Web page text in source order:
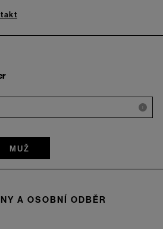
i
MUŽ
A OSOBNÍ ODBĚR